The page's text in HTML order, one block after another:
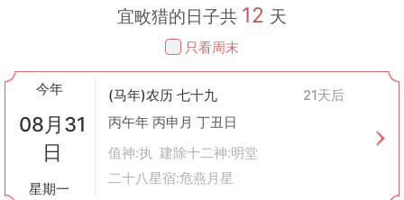
道德伦理观念。例如，《礼记·月令》中就有“春不杀生”的记载，提
对于现代社会而言，虽然大规模畋猎活动已不多见，但了解这一传
统文化仍具有一定意义： -生态保护意识
：通过学习古代畋猎规
则，可以增强公众对于生物多样性和生态环境保护的认识。 -
传承价值：畋猎相关习俗与故事成为民间文学的重要组成部分，对
于研究中国历史文化和民俗风情具有参考价值。 -
在一些地区，模拟古代畋猎的形式已成为一种新型户外体验项目，
如射箭、野营等，既锻炼身体又能增进团队合作能力。
宜畋猎的日子共 12 天
只看周末
今年
08月31
日
星期一
(马年)农历 七十九
21天后
丙午年 丙申月 丁丑日
值神:执 建除十二神:明堂
二十八星宿:危燕月星